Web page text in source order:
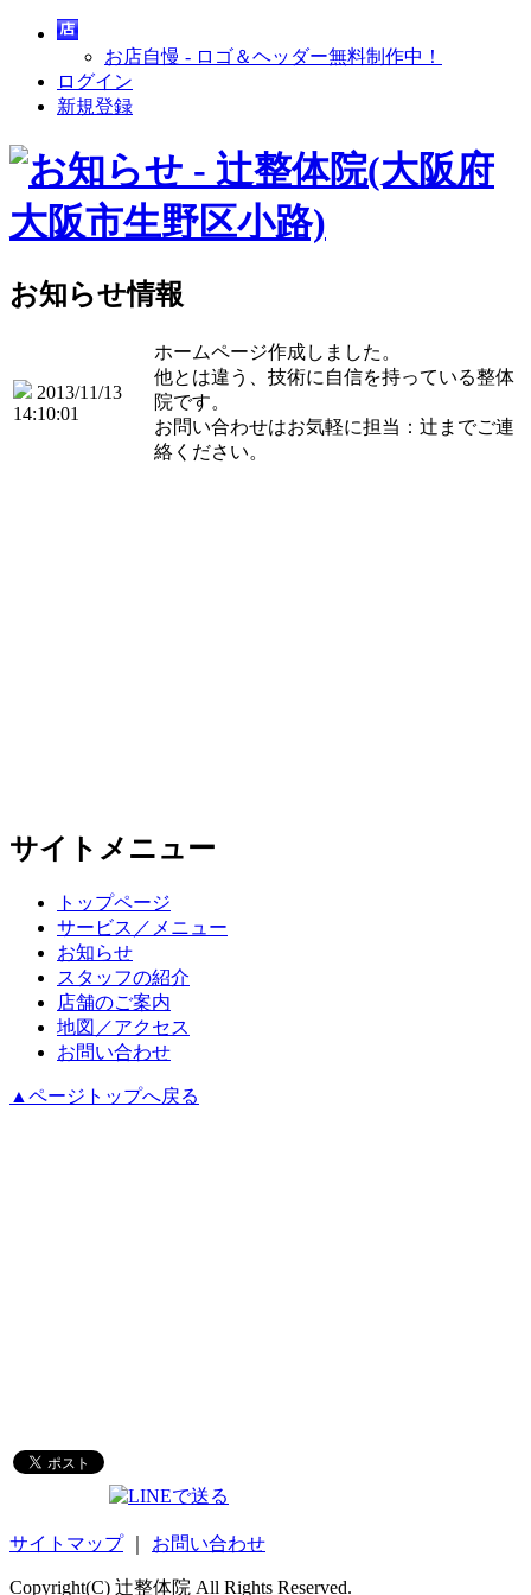
お店自慢 - ロゴ＆ヘッダー無料制作中！
ログイン
新規登録
お知らせ情報
2013/11/13
14:10:01
ホームページ作成しました。
他とは違う、技術に自信を持っている整体
院です。
お問い合わせはお気軽に担当：辻までご連
絡ください。
サイトメニュー
トップページ
サービス／メニュー
お知らせ
スタッフの紹介
店舗のご案内
地図／アクセス
お問い合わせ
▲ページトップへ戻る
サイトマップ｜ お問い合わせ
Copyright(C) 辻整体院 All Rights Reserved.